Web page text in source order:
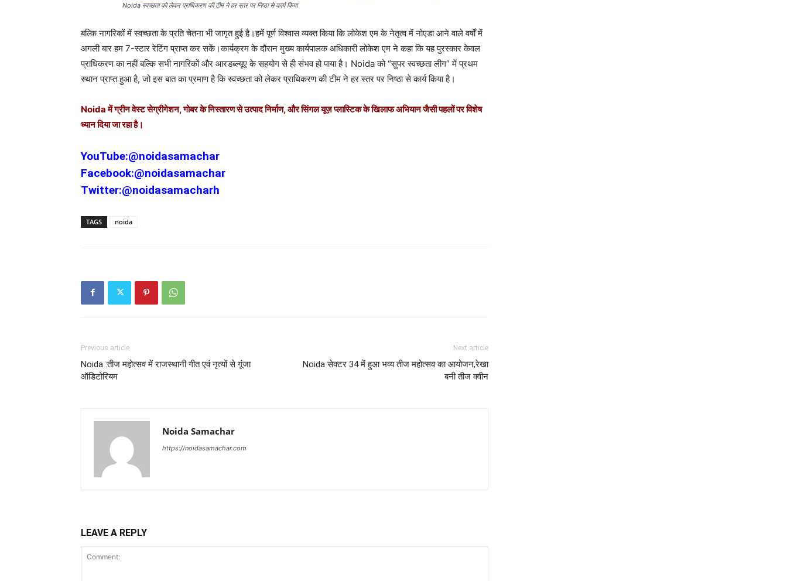
Noida स्वच्छता को लेकर प्राधिकरण की टीम ने हर स्तर पर निष्ठा से कार्य किया
बल्कि नागरिकों में स्वच्छता के प्रति चेतना भी जागृत हुई है।हमें पूर्ण विश्वास व्यक्त किया कि लोकेश एम के नेतृत्व में नोएडा आने वाले वर्षों में
अगली बार हम 7-स्टार रेटिंग प्राप्त कर सकें।कार्यक्रम के दौरान मुख्य कार्यपालक अधिकारी लोकेश एम ने कहा कि यह पुरस्कार केवल
प्राधिकरण का नहीं बल्कि सभी नागरिकों और आरडब्ल्यूए के सहयोग से ही संभव हो पाया है। Noida को “सुपर स्वच्छता लीग” में प्रथम
स्थान प्राप्त हुआ है, जो इस बात का प्रमाण है कि स्वच्छता को लेकर प्राधिकरण की टीम ने हर स्तर पर निष्ठा से कार्य किया है।
Noida में ग्रीन वेस्ट सेग्रीगेशन, गोबर के निस्तारण से उत्पाद निर्माण, और सिंगल यूज़ प्लास्टिक के खिलाफ अभियान जैसी पहलों पर विशेष
ध्यान दिया जा रहा है।
YouTube:@noidasamachar
Facebook:@noidasamachar
Twitter:@noidasamacharh
TAGS noida
Previous article
Noida :तीज महोत्सव में राजस्थानी गीत एवं नृत्यों से गूंजा
ऑडिटोरियम
Next article
Noida सेक्टर 34 में हुआ भव्य तीज महोत्सव का आयोजन,रेखा
बनी तीज क्वीन
Noida Samachar
https://noidasamachar.com
LEAVE A REPLY